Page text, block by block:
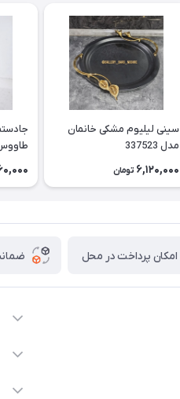
سینی لیلیوم مشکی خانمان
مدل 337523
6,120,000 تومان
امکان پرداخت در محل